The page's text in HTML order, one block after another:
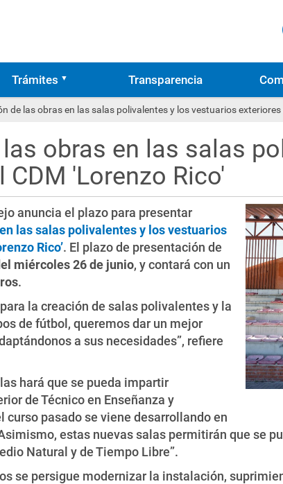
Trámites Transparencia
de las obras en las salas polivalentes y los vestuarios exteriores
obras en las salas
'Lorenzo Rico'
anuncia el plazo para presentar
las salas polivalentes y los vestuarios
Rico’. El plazo de presentación de
miércoles 26 de junio, y contará con un
.
la creación de salas polivalentes y la
de fútbol, queremos dar un mejor
a sus necesidades”, refiere
hará que se pueda impartir
de Técnico en Enseñanza y
curso pasado se viene desarrollando en
Asimismo, estas nuevas salas permitirán que se
Natural y de Tiempo Libre”.
se persigue modernizar la instalación,